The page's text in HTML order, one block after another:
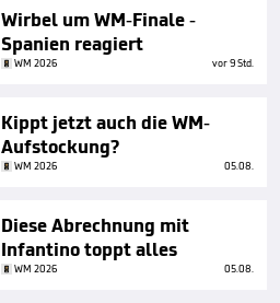
Wirbel um WM-Finale -
Spanien reagiert
WM 2026 vor 9 Std.
Kippt jetzt auch die WM-
Aufstockung?
WM 2026 05.08.
Diese Abrechnung mit
Infantino toppt alles
WM 2026 05.08.